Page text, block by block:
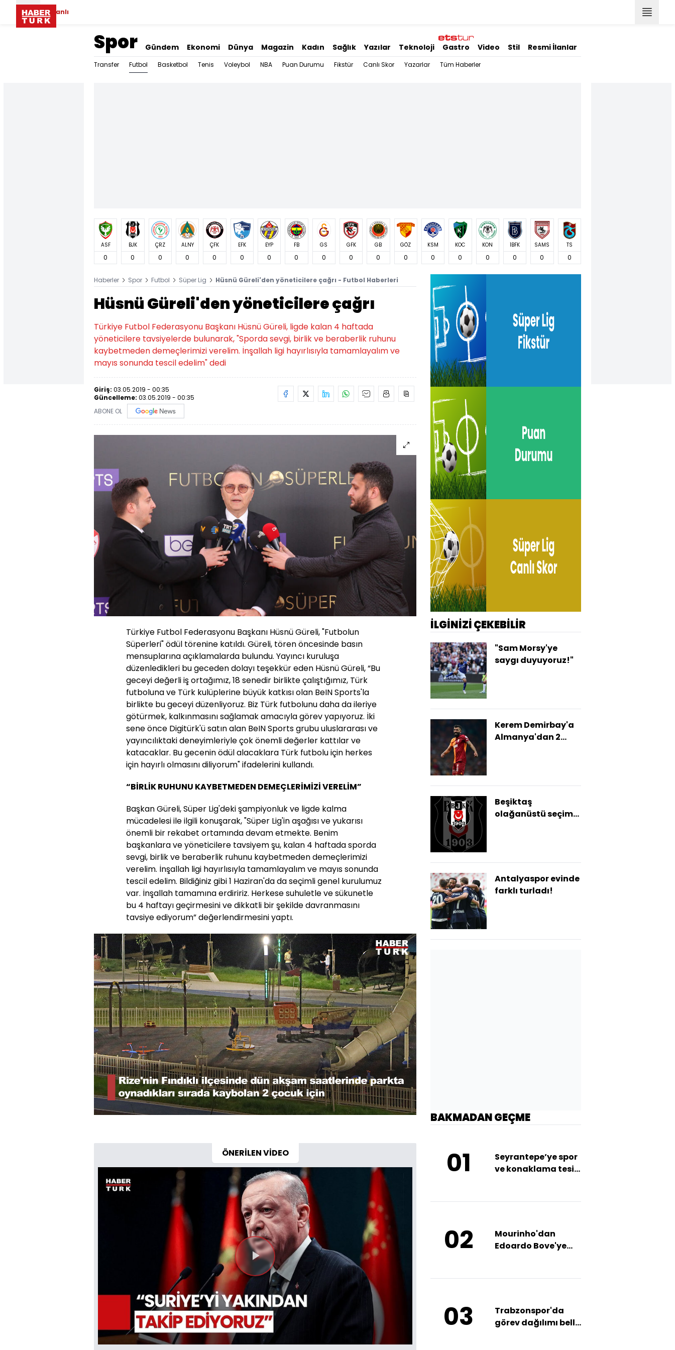
Canlı
Spor Gündem Ekonomi Dünya Magazin Kadın Sağlık Yazılar Teknoloji Gastro Video Stil Resmi İlanlar
Transfer Futbol Basketbol Tenis Voleybol NBA Puan Durumu Fikstür Canlı Skor Yazarlar Tüm Haberler
ASF
0
BJK
0
ÇRZ
0
ALNY
0
ÇFK
0
EFK
0
EYP
0
FB
0
GS
0
GFK
0
GB
0
GÖZ
0
KSM
0
KOC
0
KON
0
İBFK
0
SAMS
0
TS
0
Haberler Spor Futbol Süper Lig Hüsnü Güreli'den yöneticilere çağrı - Futbol Haberleri
Hüsnü Güreli'den yöneticilere çağrı
Türkiye Futbol Federasyonu Başkanı Hüsnü Güreli, ligde kalan 4 haftada
yöneticilere tavsiyelerde bulunarak, "Sporda sevgi, birlik ve beraberlik ruhunu
kaybetmeden demeçlerimizi verelim. İnşallah ligi hayırlısıyla tamamlayalım ve
mayıs sonunda tescil edelim" dedi
Giriş: 03.05.2019 - 00:35
Güncelleme: 03.05.2019 - 00:35
ABONE OL
Türkiye Futbol Federasyonu Başkanı Hüsnü Güreli, "Futbolun
Süperleri" ödül törenine katıldı. Güreli, tören öncesinde basın
mensuplarına açıklamalarda bulundu. Yayıncı kuruluşa
düzenledikleri bu geceden dolayı teşekkür eden Hüsnü Güreli, “Bu
geceyi değerli iş ortağımız, 18 senedir birlikte çalıştığımız, Türk
futboluna ve Türk kulüplerine büyük katkısı olan BeIN Sports'la
birlikte bu geceyi düzenliyoruz. Biz Türk futbolunu daha da ileriye
götürmek, kalkınmasını sağlamak amacıyla görev yapıyoruz. İki
sene önce Digitürk'ü satın alan BeIN Sports grubu uluslararası ve
yayıncılıktaki deneyimleriyle çok önemli değerler kattılar ve
katacaklar. Bu gecenin ödül alacaklara Türk futbolu için herkes
için hayırlı olmasını diliyorum" ifadelerini kullandı.
“BİRLİK RUHUNU KAYBETMEDEN DEMEÇLERİMİZİ VERELİM”
Başkan Güreli, Süper Lig'deki şampiyonluk ve ligde kalma
mücadelesi ile ilgili konuşarak, "Süper Lig'in aşağısı ve yukarısı
önemli bir rekabet ortamında devam etmekte. Benim
başkanlara ve yöneticilere tavsiyem şu, kalan 4 haftada sporda
sevgi, birlik ve beraberlik ruhunu kaybetmeden demeçlerimizi
verelim. İnşallah ligi hayırlısıyla tamamlayalım ve mayıs sonunda
tescil edelim. Bildiğiniz gibi 1 Haziran'da da seçimli genel kurulumuz
var. İnşallah tamamına erdiririz. Herkese suhuletle ve sükunetle
bu 4 haftayı geçirmesini ve dikkatli bir şekilde davranmasını
tavsiye ediyorum” değerlendirmesini yaptı.
Aç
Yüklendi:
47.17%
Oynatma
Hızı
ÖNERİLEN VİDEO
Videoyu
Oynat
İLGİNİZİ ÇEKEBİLİR
"Sam Morsy'ye
saygı duyuyoruz!"
Kerem Demirbay'a
Almanya'dan 2
Beşiktaş
olağanüstü seçim
Antalyaspor evinde
farklı turladı!
BAKMADAN GEÇME
01
Seyrantepe’ye spor
ve konaklama tesisi
02
Mourinho'dan
Edoardo Bove'ye
03
Trabzonspor'da
görev dağılımı belli